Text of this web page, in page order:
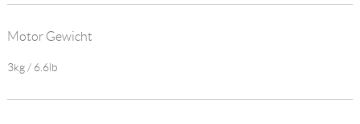
Motor Gewicht
3kg / 6.6lb